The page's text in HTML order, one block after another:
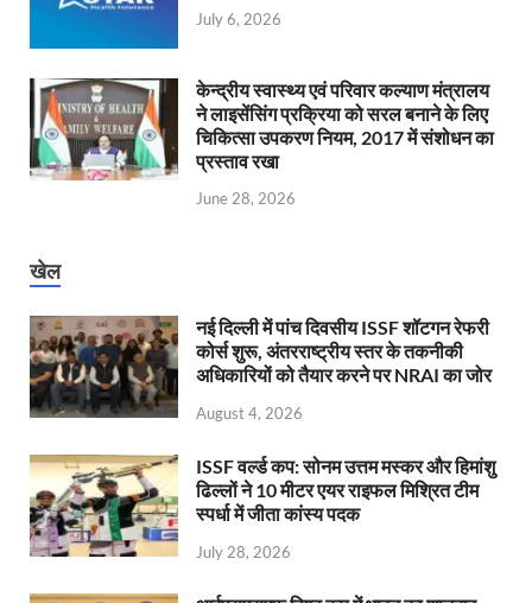
July 6, 2026
केन्‍द्रीय स्वास्थ्य एवं परिवार कल्याण मंत्रालय
ने लाइसेंसिंग प्रक्रिया को सरल बनाने के लिए
चिकित्सा उपकरण नियम, 2017 में संशोधन का
प्रस्ताव रखा
June 28, 2026
खेल
नई दिल्ली में पांच दिवसीय ISSF शॉटगन रेफरी
कोर्स शुरू, अंतरराष्ट्रीय स्तर के तकनीकी
अधिकारियों को तैयार करने पर NRAI का जोर
August 4, 2026
ISSF वर्ल्ड कप: सोनम उत्तम मस्कर और हिमांशु
ढिल्लों ने 10 मीटर एयर राइफल मिश्रित टीम
स्पर्धा में जीता कांस्य पदक
July 28, 2026